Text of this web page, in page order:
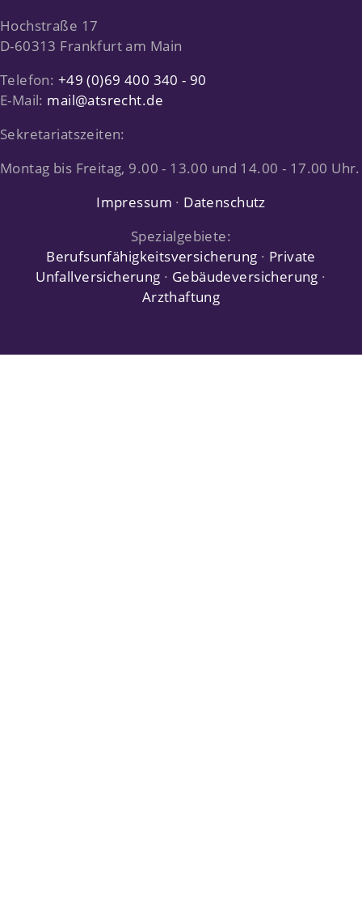
Hochstraße 17
D-60313 Frankfurt am Main
Telefon: +49 (0)69 400 340 - 90
E-Mail: mail@atsrecht.de
Sekretariatszeiten:
Montag bis Freitag, 9.00 - 13.00 und 14.00 - 17.00 Uhr.
Impressum · Datenschutz
Spezialgebiete:
Berufsunfähigkeitsversicherung · Private
Unfallversicherung · Gebäudeversicherung ·
Arzthaftung